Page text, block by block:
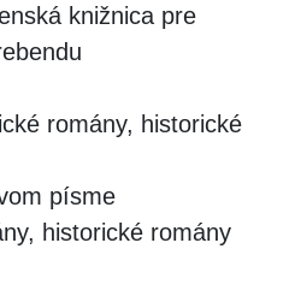
knižnica pre
romány, historické
písme
historické romány